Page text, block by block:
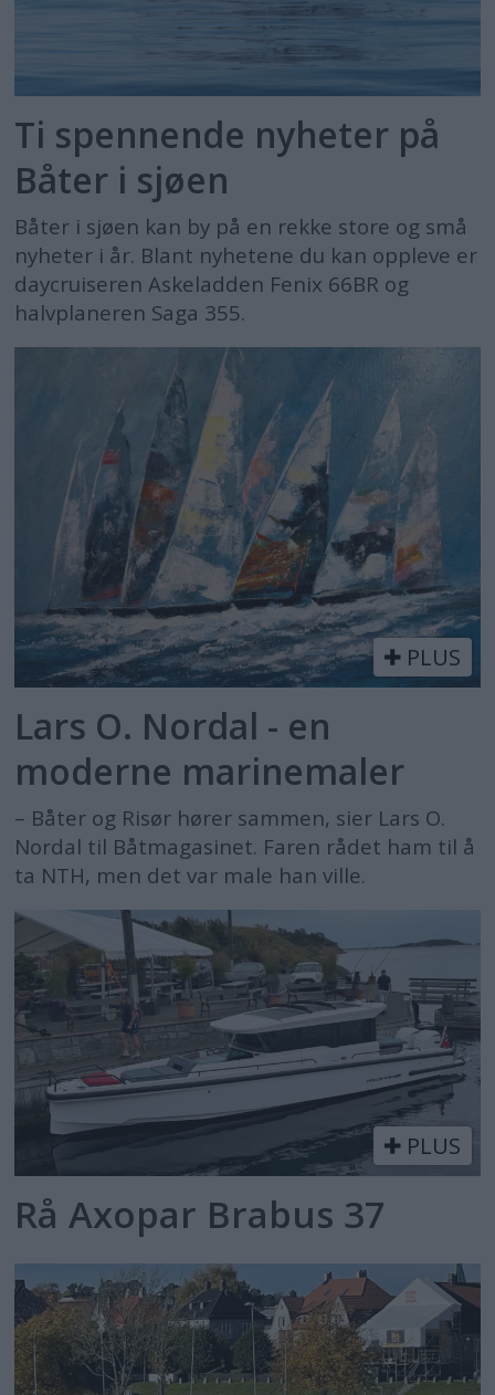
Ti spennende nyheter på
Båter i sjøen
Båter i sjøen kan by på en rekke store og små
nyheter i år. Blant nyhetene du kan oppleve er
daycruiseren Askeladden Fenix 66BR og
halvplaneren Saga 355.
PLUS
Lars O. Nordal - en
moderne marinemaler
– Båter og Risør hører sammen, sier Lars O.
Nordal til Båtmagasinet. Faren rådet ham til å
ta NTH, men det var male han ville.
PLUS
Rå Axopar Brabus 37